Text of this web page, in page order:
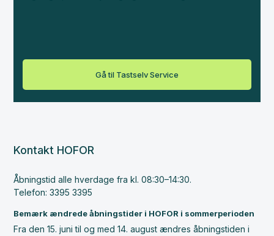
Gå til Tastselv Service
Kontakt HOFOR
Åbningstid alle hverdage fra kl. 08:30–14:30.
Telefon: 3395 3395
Bemærk ændrede åbningstider i HOFOR i sommerperioden
Fra den 15. juni til og med 14. august ændres åbningstiden i